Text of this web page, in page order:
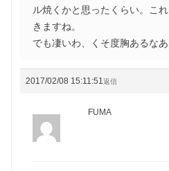
ル焼くかと思ったくらい。こ
きますね。
でも凄いわ、くそ度胸あるな
2017/02/08 15:11:51返信
FUMA